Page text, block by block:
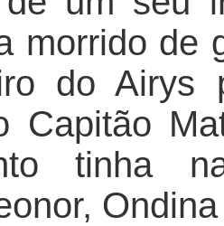
morrido de
do Airys
Capitão
tinha